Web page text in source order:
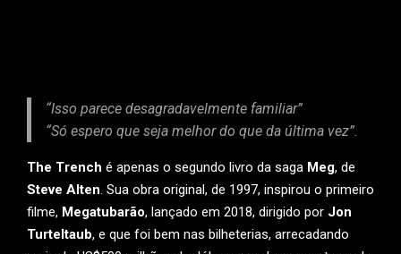
“Isso parece desagradavelmente familiar”
“Só espero que seja melhor do que da última vez”.
The Trench é apenas o segundo livro da saga Meg, de
Steve Alten. Sua obra original, de 1997, inspirou o primeiro
filme, Megatubarão, lançado em 2018, dirigido por Jon
Turteltaub, e que foi bem nas bilheterias, arrecadando